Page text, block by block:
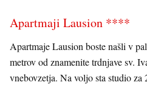
Apartmaji Lausion ****
Apartmaje Lausion boste našli v
metrov od znamenite trdnjave sv.
vnebovzetja. Na voljo sta studio za